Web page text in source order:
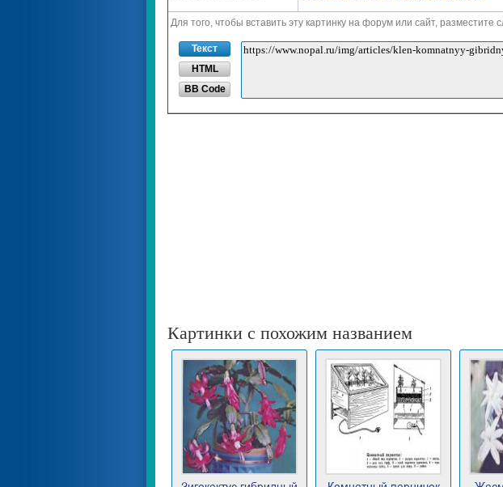
Для того, чтобы вставить эту картинку на форум или сайт, разместите
Текст
HTML
BB Code
Картинки с похожим названием